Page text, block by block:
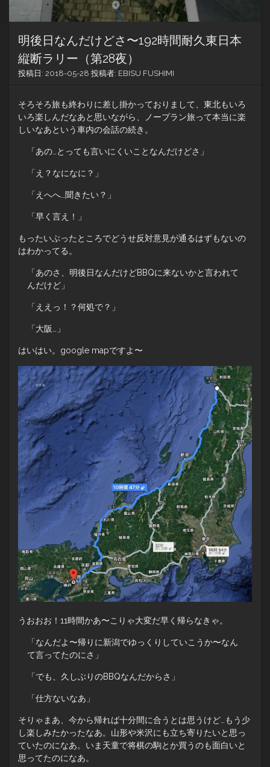
明後日なんだけどさ〜192時間耐久東日本
縦断ラリー（第28夜）
投稿日: 2018-05-28 投稿者: EBISU FUSHIMI
そろそろ旅も終わりに差し掛かっておりまして、東北もいろ
いろ楽しんだなあと思いながら、ノープラン旅って本当に楽
しいなあという車内の会話の続き。
「あの…とっても言いにくいことなんだけどさ」
「え？なになに？」
「えへへ…聞きたい？」
「早く言え！」
もったいぶったところでどうせ反対意見が通るはずもないの
はわかってる。
「あのさ、明後日なんだけどBBQに来ないかと言われて
んだけど」
「ええっ！？何処で？」
「大阪…」
はいはい。google mapですよ〜
うおおお！11時間かあ〜こりゃ大変だ早く帰らなきゃ。
「なんだよ〜帰りに新潟でゆっくりしていこうか〜なん
て言ってたのにさ」
「でも、久しぶりのBBQなんだからさ」
「仕方ないなあ」
そりゃまあ、今から帰れば十分間に合うとは思うけど…もう少
し楽しみたかったなあ。山形や米沢にも立ち寄りたいと思っ
ていたのになあ。いま天童で将棋の駒とか買うのも面白いと
思ってたのになあ。